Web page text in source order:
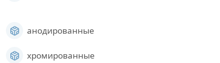
анодированные
хромированные